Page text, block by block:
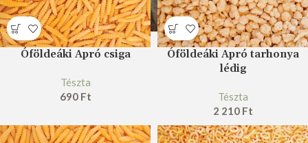
Óföldeáki Apró csiga
Tészta
690 Ft
Óföldeáki Apró tarhonya
lédig
Tészta
2 210 Ft